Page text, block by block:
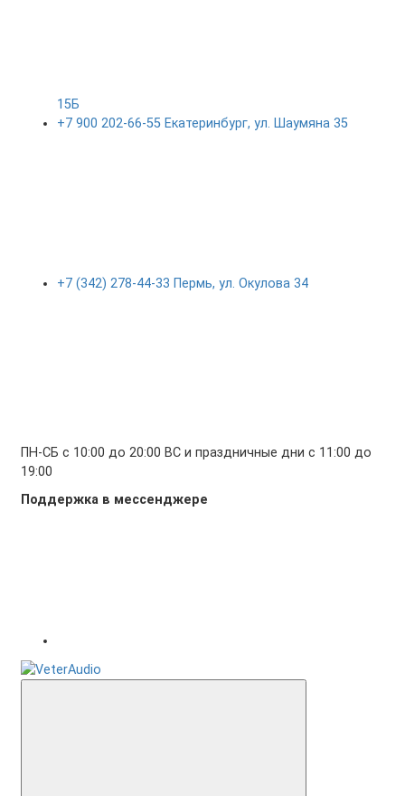
15Б
+7 900 202-66-55 Екатеринбург, ул. Шаумяна 35
+7 (342) 278-44-33 Пермь, ул. Окулова 34
ПН-СБ с 10:00 до 20:00 ВС и праздничные дни с 11:00 до
19:00
Поддержка в мессенджере